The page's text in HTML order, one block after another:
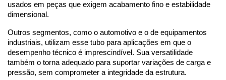
usados em peças que exigem acabamento fino e estabilidade
dimensional.
Outros segmentos, como o automotivo e o de equipamentos
industriais, utilizam esse tubo para aplicações em que o
desempenho técnico é imprescindível. Sua versatilidade
também o torna adequado para suportar variações de carga e
pressão, sem comprometer a integridade da estrutura.